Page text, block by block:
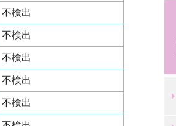
不検出
不検出
不検出
不検出
不検出